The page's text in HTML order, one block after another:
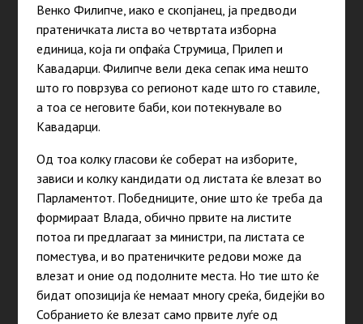
Венко Филипче, иако е скопјанец, ја предводи
пратеничката листа во четвртата изборна
единица, која ги опфаќа Струмица, Прилеп и
Кавадарци. Филипче вели дека сепак има нешто
што го поврзува со регионот каде што го ставиле,
а тоа се неговите баби, кои потекнувале во
Кавадарци.
Од тоа колку гласови ќе соберат на изборите,
зависи и колку кандидати од листата ќе влезат во
Парламентот. Победниците, оние што ќе треба да
формираат Влада, обично првите на листите
потоа ги предлагаат за министри, па листата се
поместува, и во пратеничките редови може да
влезат и оние од подолните места. Но тие што ќе
бидат опозиција ќе немаат многу среќа, бидејќи во
Собранието ќе влезат само првите луѓе од